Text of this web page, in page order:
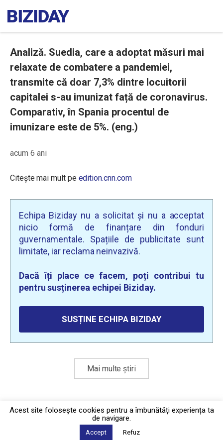
Analiză. Suedia, care a adoptat măsuri mai
relaxate de combatere a pandemiei,
transmite că doar 7,3% dintre locuitorii
capitalei s-au imunizat față de coronavirus.
Comparativ, în Spania procentul de
imunizare este de 5%. (eng.)
acum 6 ani
Citește mai mult pe edition.cnn.com
Echipa Biziday nu a solicitat și nu a acceptat
nicio formă de finanțare din fonduri
guvernamentale. Spațiile de publicitate sunt
limitate, iar reclama neinvazivă.
Dacă îți place ce facem, poți contribui tu
pentru susținerea echipei Biziday.
SUSȚINE ECHIPA BIZIDAY
Mai multe știri
Politica de confidențialitate·Contact
2026 © Biziday
Acest site foloseşte cookies pentru a îmbunătăți experiența ta
de navigare.
Accept Refuz